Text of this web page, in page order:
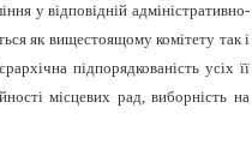
у відповідній адміністративно-
як вищестоящому комітету так і
підпорядкованість усіх її
місцевих рад, виборність на